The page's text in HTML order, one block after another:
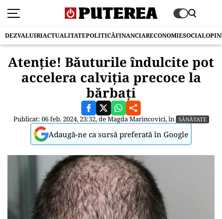
DEZVALUIRIACTUALITATEPOLITICĂFINANCIARECONOMIESOCIAL
Atenție! Băuturile îndulcite pot
accelera calviția precoce la
bărbați
Publicat: 06 feb. 2024, 23:32, deMagda Marincovici, în SĂNĂTATE
Adaugă-ne ca sursă preferată în Google